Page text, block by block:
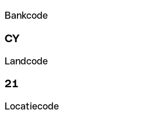
Bankcode
CY
Landcode
21
Locatiecode